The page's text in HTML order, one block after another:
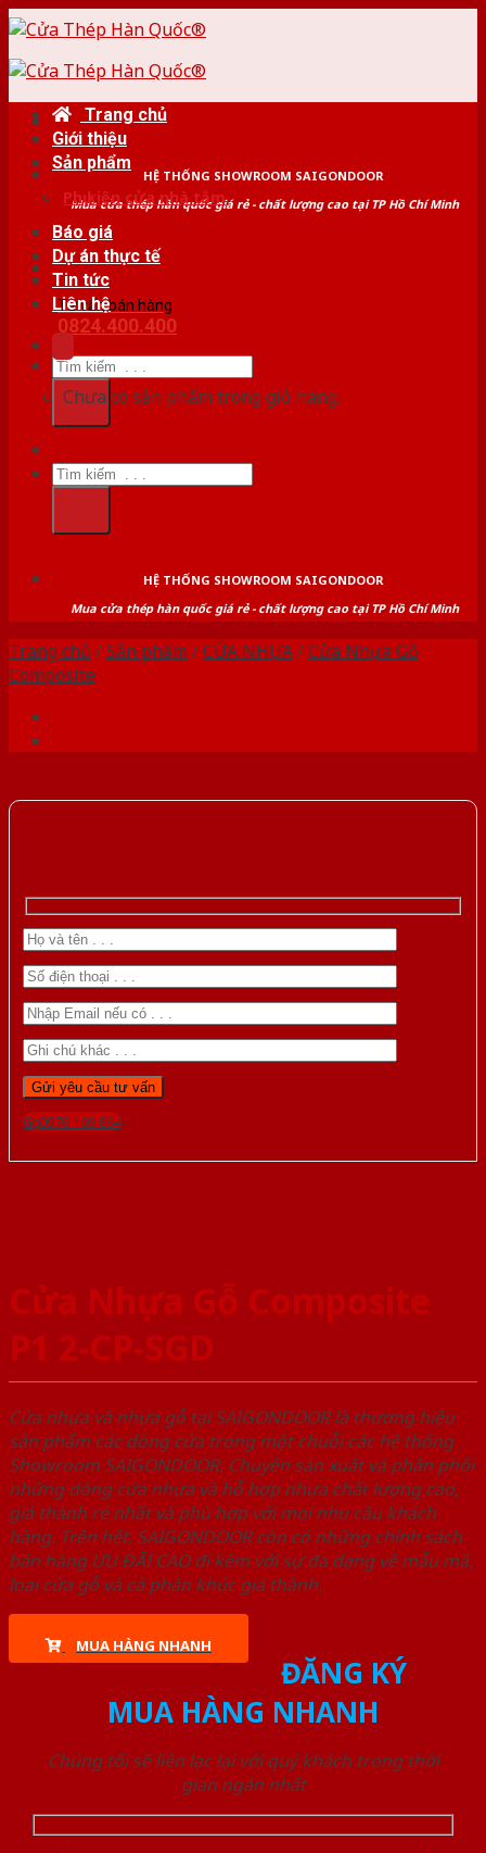
Skip
content
HỆ THỐNG SHOWROOM SAIGONDOOR
Mua cửa thép hàn quốc giá rẻ - chất lượng cao tại TP Hồ Chí Minh
Tư vấn bán hàng
0824.400.400
Tìm
kiếm:
Trang chủ
Giới thiệu
Sản phẩm
Phụ kiện cửa nhà tắm
Báo giá
Dự án thực tế
Tin tức
Liên hệ
Chưa có sản phẩm trong giỏ hàng.
Tìm
kiếm:
HỆ THỐNG SHOWROOM SAIGONDOOR
Mua cửa thép hàn quốc giá rẻ - chất lượng cao tại TP Hồ Chí Minh
Trang chủ /Sản phẩm /CỬA NHỰA/Cửa Nhựa Gỗ
Composite
Gọi 0976.169.864
Cửa Nhựa Gỗ Composite
P1 2-CP-SGD
Cửa nhựa và nhựa gỗ tại SAIGONDOOR là thương hiệu
sản phẩm các dòng cửa trong một chuỗi các hệ thống
Showroom SAIGONDOOR. Chuyên sản xuất và phân phối
những dòng cửa nhựa và hỗ hợp nhựa chất lượng cao,
giá thành rẻ nhất và phù hợp với mọi nhu cầu khách
hàng. Trên hết, SAIGONDOOR còn có những chính sách
bán hàng ƯU ĐÃI CAO đi kèm với sự đa dạng về mẫu mã,
loại cửa gỗ và cả phân khúc giá thành.
MUA HÀNG NHANH
ĐĂNG KÝ
MUA HÀNG NHANH
Chúng tôi sẽ liên lạc lại với quý khách trong thời
gian ngắn nhất